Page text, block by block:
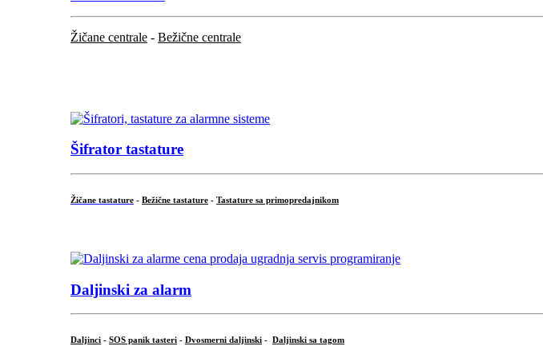
Žičane centrale - Bežične centrale
Šifrator tastature
Žičane tastature - Bežične tastature - Tastature sa primopredajnikom
Daljinski za alarm
Daljinci - SOS panik tasteri - Dvosmerni daljinski - Daljinski sa tagom